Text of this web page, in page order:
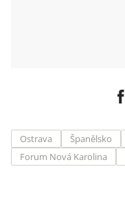
Ostrava Španělsko
Forum Nová Karolina